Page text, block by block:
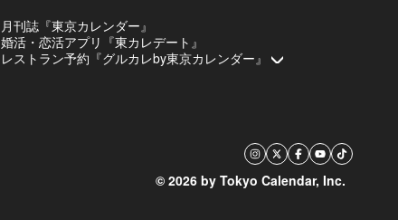
月刊誌『東京カレンダー』
婚活・恋活アプリ『東カレデート』
レストラン予約『グルカレby東京カレンダー』
© 2026 by Tokyo Calendar, Inc.